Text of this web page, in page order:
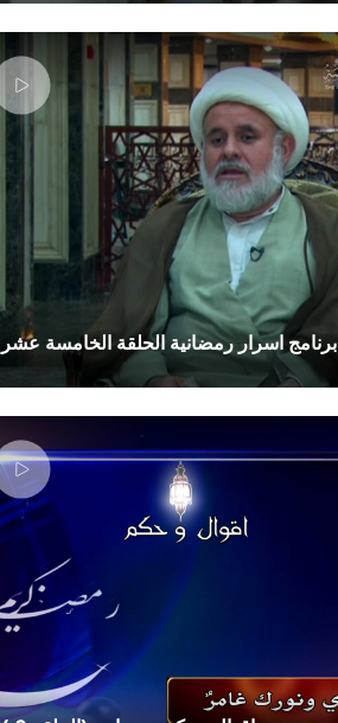
برنامج اسرار رمضانية الحلقة الخامسة عشر